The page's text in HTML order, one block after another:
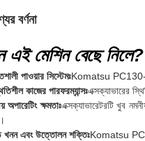
বর্ণনা
এই মেশিন বেছে নিলে?
পাওয়ার সিস্টেমঃKomatsu PC130-7
কাজের পারফরম্যান্সঃএক্সক্যাভারের
অপারেটিং ক্ষমতাঃএক্সক্যাভারেটরটি খুব
এবং উত্তোলন শক্তিঃKomatsu